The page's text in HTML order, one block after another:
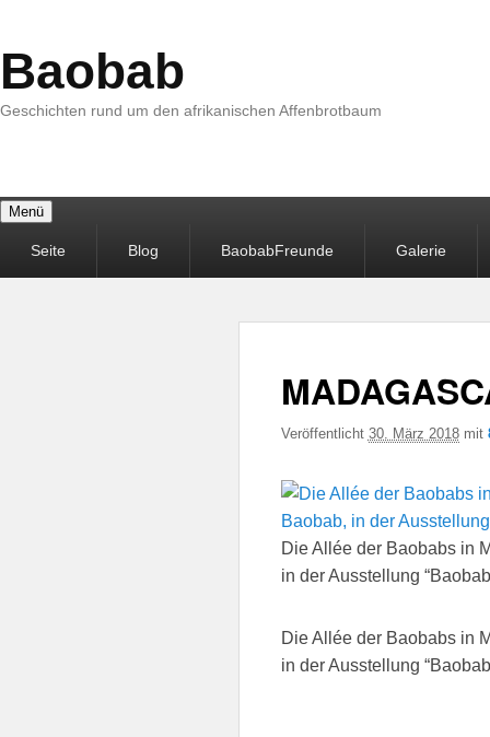
Baobab
Geschichten rund um den afrikanischen Affenbrotbaum
Menü
MenüSeite Blog BaobabFreunde Galerie
Veröffentlicht 30. März 2018mit
Die Allée der Baobabs in
in der Ausstellung
Die Allée der Baobabs in
in der Ausstellung